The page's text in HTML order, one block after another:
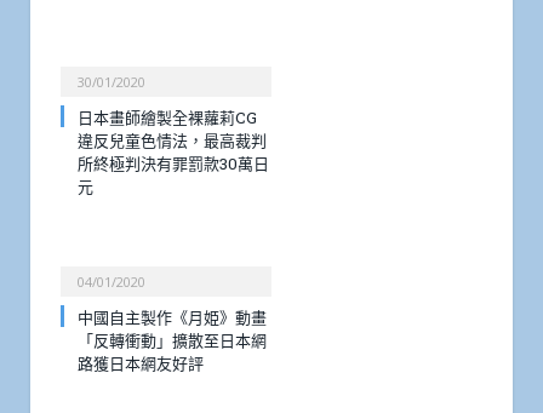
30/01/2020
日本畫師繪製全裸蘿莉CG
違反兒童色情法，最高裁判
所終極判決有罪罰款30萬日
元
04/01/2020
中國自主製作《月姫》動畫
「反轉衝動」擴散至日本網
路獲日本網友好評